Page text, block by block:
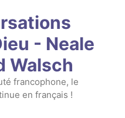
- Neale
Walsch
francophone, le
en français !